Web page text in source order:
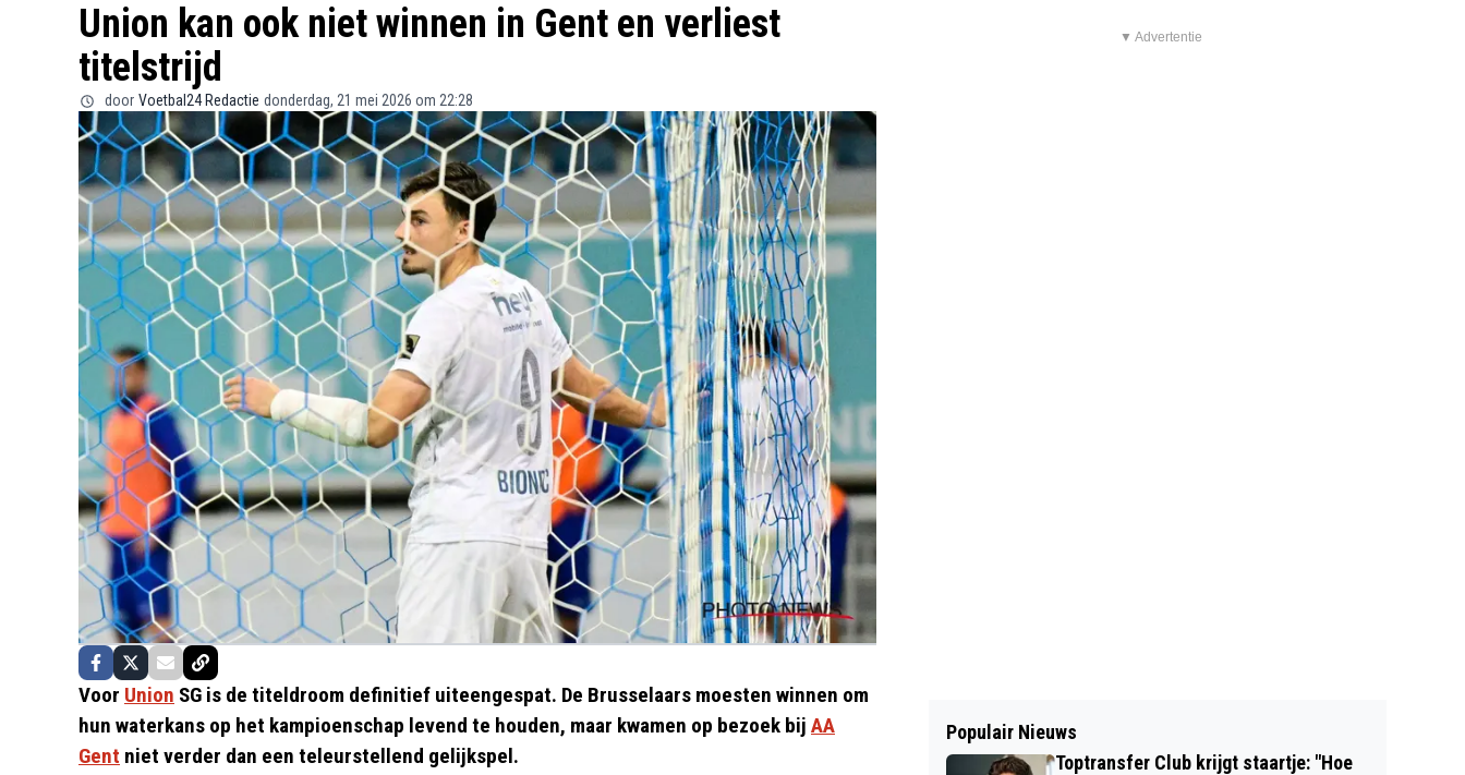
Union kan ook niet winnen in Gent en verliest
titelstrijd
door Voetbal24 Redactie donderdag, 21 mei 2026 om 22:28
Voor Union SG is de titeldroom definitief uiteengespat. De Brusselaars moesten winnen om
hun waterkans op het kampioenschap levend te houden, maar kwamen op bezoek bij AA
Gent niet verder dan een teleurstellend gelijkspel.
▼ Advertentie
Populair Nieuws
Toptransfer Club krijgt staartje: "Hoe